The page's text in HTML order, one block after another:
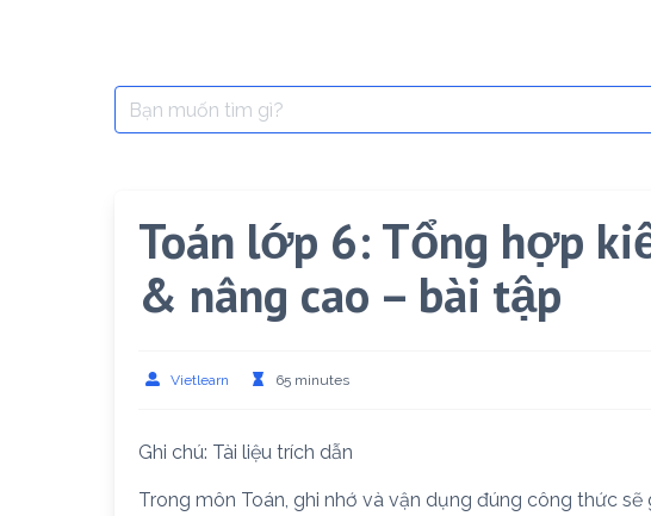
Search
for:
Toán lớp 6: Tổng hợp
& nâng cao – bài tập
Vietlearn 65 minutes
Ghi chú: Tài liệu trích dẫn
Trong môn Toán, ghi nhớ và vận dụng đúng công thức sẽ